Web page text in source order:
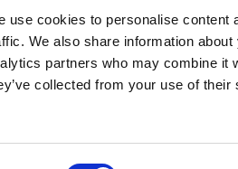
use cookies to personalise content
We also share information
partners who may combine it
collected from your use of their